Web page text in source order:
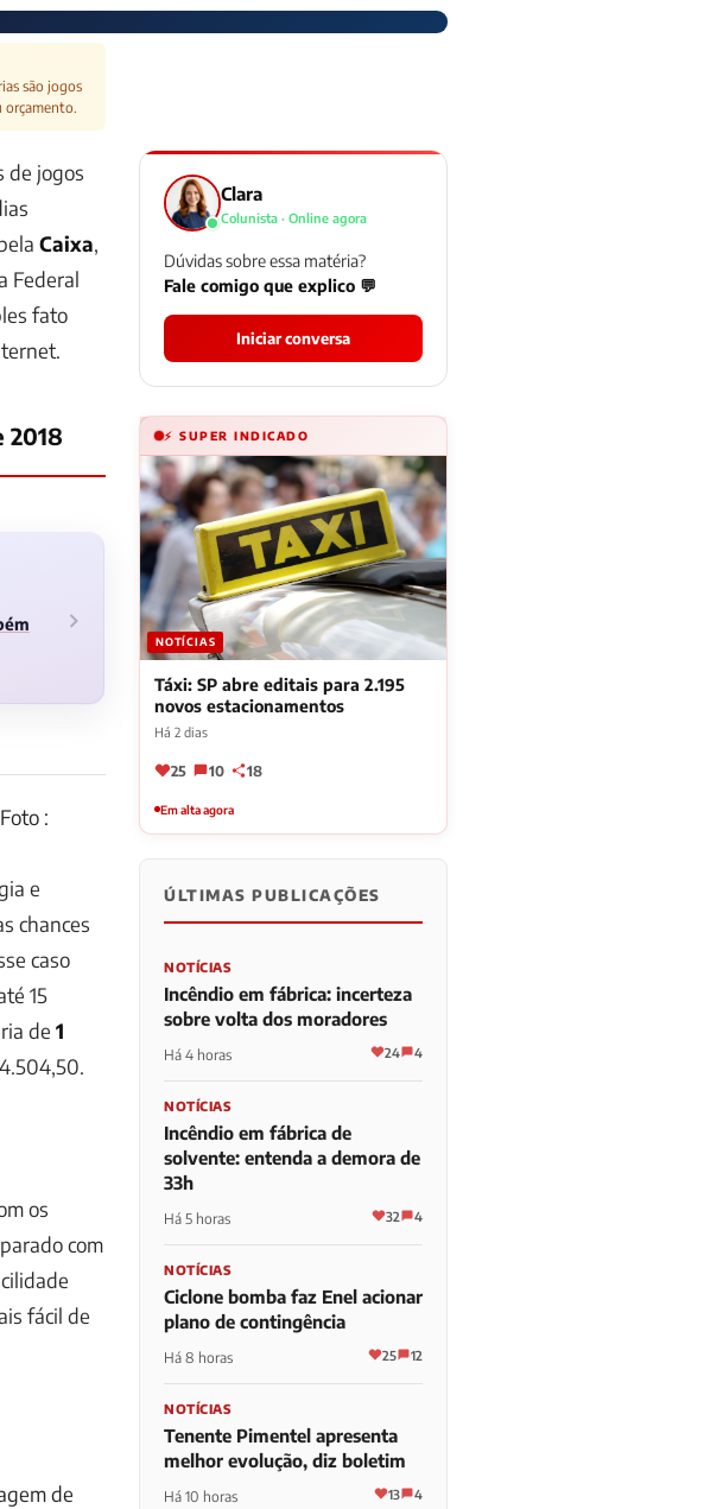
são jogos
orçamento.
de jogos
Caixa,
Federal
fato
2018
:
e
chances
caso
15
de 1
.
os
com
fácil de
de
Clara
Colunista · Online agora
Dúvidas sobre essa matéria?
Fale comigo que explico 💬
Iniciar conversa
⚡ SUPER INDICADO
NOTÍCIAS
Táxi: SP abre editais para 2.195
novos estacionamentos
Há 2 dias
25 10 18
Em alta agora
ÚLTIMAS PUBLICAÇÕES
NOTÍCIAS
Incêndio em fábrica: incerteza
sobre volta dos moradores
Há 4 horas 24 4
NOTÍCIAS
Incêndio em fábrica de
solvente: entenda a demora de
33h
Há 5 horas 32 4
NOTÍCIAS
Ciclone bomba faz Enel acionar
plano de contingência
Há 8 horas 25 12
NOTÍCIAS
Tenente Pimentel apresenta
melhor evolução, diz boletim
Há 10 horas 13 4